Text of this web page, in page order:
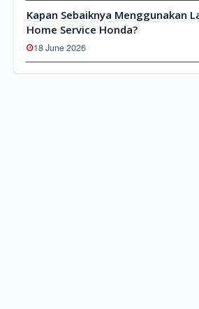
Kapan Sebaiknya Menggunakan
Home Service Honda?
18 June 2026